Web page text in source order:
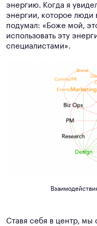
энергию. Когда я
энергии, которое люди
подумал: «Боже мой,
использовать эту
специалистами».
Ставя себя в центр, мы